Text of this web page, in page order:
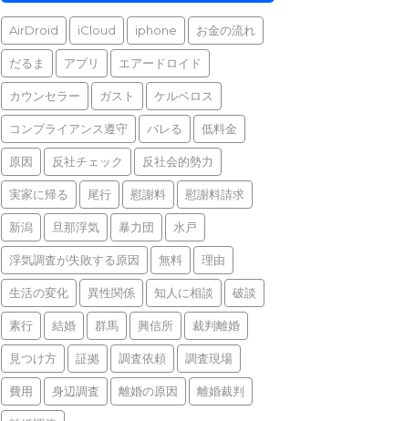
AirDroid iCloud iphone お金の流れ
だるま アプリ エアードロイド
カウンセラー ガスト ケルベロス
コンプライアンス遵守 バレる 低料金
原因 反社チェック 反社会的勢力
実家に帰る 尾行 慰謝料 慰謝料請求
新潟 旦那浮気 暴力団 水戸
浮気調査が失敗する原因 無料 理由
生活の変化 異性関係 知人に相談 破談
素行 結婚 群馬 興信所 裁判離婚
見つけ方 証拠 調査依頼 調査現場
費用 身辺調査 離婚の原因 離婚裁判